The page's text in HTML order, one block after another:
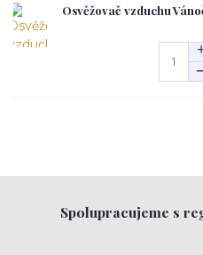
Osvěžovač vzduchu
Spolupracujeme s